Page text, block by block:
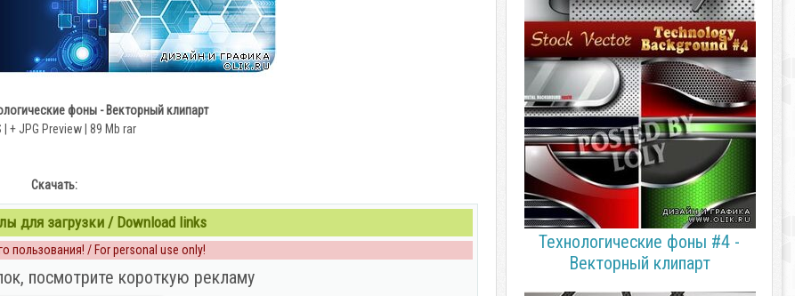
фоны - Векторный клипарт
| + JPG Preview | 89 Mb rar
Скачать:
для загрузки / Download links
пользования! / For personal use only!
посмотрите короткую рекламу
Технологические фоны #4 -
Векторный клипарт